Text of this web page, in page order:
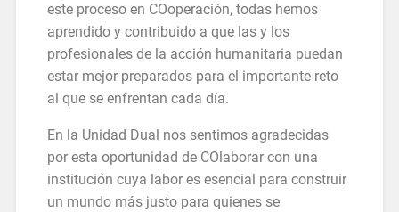
este proceso en COoperación, todas hemos
aprendido y contribuido a que las y los
profesionales de la acción humanitaria puedan
estar mejor preparados para el importante reto
al que se enfrentan cada día.
En la Unidad Dual nos sentimos agradecidas
por esta oportunidad de COlaborar con una
institución cuya labor es esencial para construir
un mundo más justo para quienes se